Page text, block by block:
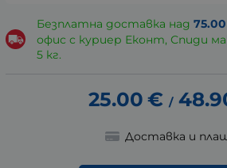
Безплатна доставка над 75.00
офис с куриер Еконт, Спиди
5 кг.
25.00 € /
Доставка и